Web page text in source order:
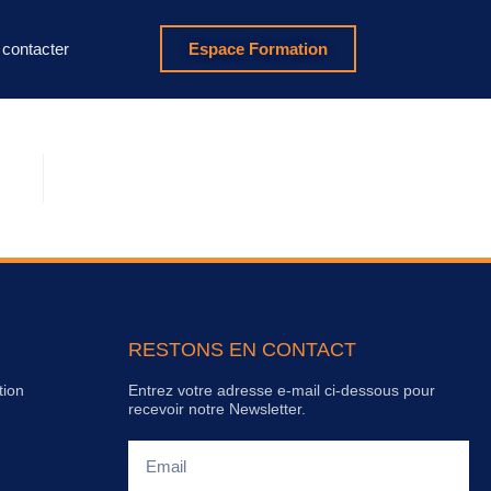
Espace Formation
RESTONS EN CONTACT
Entrez votre adresse e-mail ci-dessous pour
recevoir notre Newsletter.